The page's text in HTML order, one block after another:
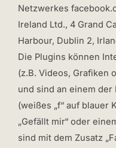
Netzwerkes
Ireland Ltd., 4 Grand
Harbour, Dublin 2,
Die Plugins können
(z.B. Videos, Grafiken
und sind an einem
(weißes „f“ auf blauer
„Gefällt mir“ oder
sind mit dem Zusatz